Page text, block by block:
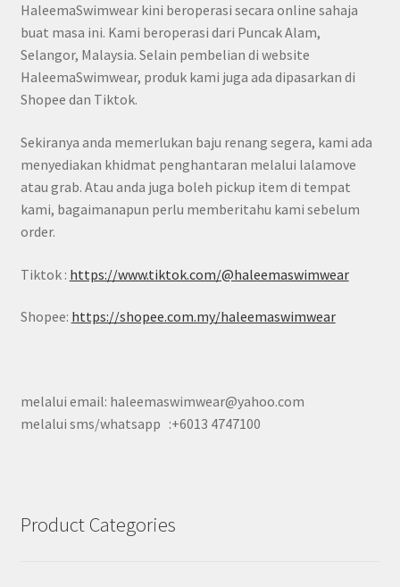
HaleemaSwimwear kini beroperasi secara online sahaja
buat masa ini. Kami beroperasi dari Puncak Alam,
Selangor, Malaysia. Selain pembelian di website
HaleemaSwimwear, produk kami juga ada dipasarkan di
Shopee dan Tiktok.
Sekiranya anda memerlukan baju renang segera, kami ada
menyediakan khidmat penghantaran melalui lalamove
atau grab. Atau anda juga boleh pickup item di tempat
kami, bagaimanapun perlu memberitahu kami sebelum
order.
Tiktok : https://www.tiktok.com/@haleemaswimwear
Shopee: https://shopee.com.my/haleemaswimwear
melalui email: haleemaswimwear@yahoo.com
melalui sms/whatsapp :+6013 4747100
Product Categories